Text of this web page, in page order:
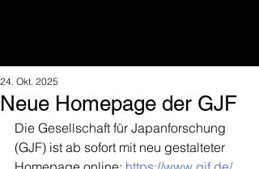
Neue Homepage der GJF
24. Okt. 2025
Die Gesellschaft für Japanforschung
(GJF) ist ab sofort mit neu gestalteter